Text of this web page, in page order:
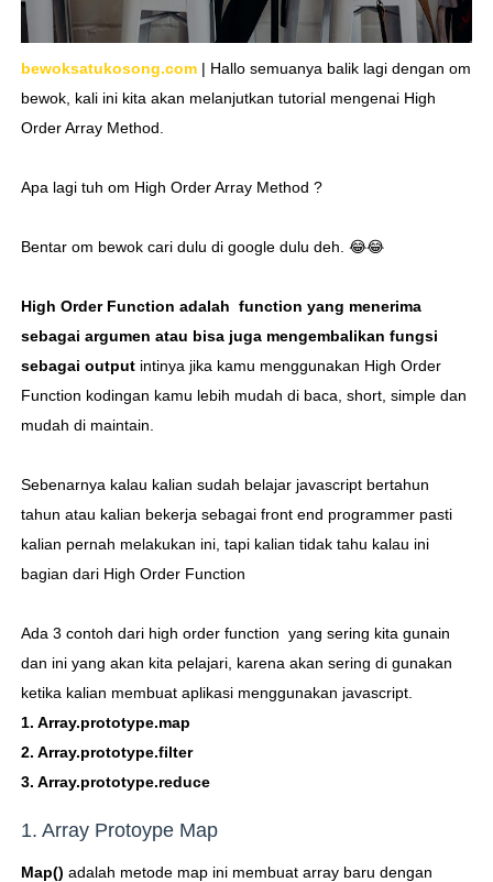
bewoksatukosong.com | Hallo semuanya balik lagi dengan om
bewok, kali ini kita akan melanjutkan tutorial mengenai High
Order Array Method.
Apa lagi tuh om High Order Array Method ?
Bentar om bewok cari dulu di google dulu deh. 😂😂
High Order Function adalah function yang menerima
sebagai argumen atau bisa juga mengembalikan fungsi
sebagai output intinya jika kamu menggunakan High Order
Function kodingan kamu lebih mudah di baca, short, simple dan
mudah di maintain.
Sebenarnya kalau kalian sudah belajar javascript bertahun
tahun atau kalian bekerja sebagai front end programmer pasti
kalian pernah melakukan ini, tapi kalian tidak tahu kalau ini
bagian dari High Order Function
Ada 3 contoh dari high order function yang sering kita gunain
dan ini yang akan kita pelajari, karena akan sering di gunakan
ketika kalian membuat aplikasi menggunakan javascript.
1. Array.prototype.map
2. Array.prototype.filter
3. Array.prototype.reduce
1. Array Protoype Map
Map() adalah metode map ini membuat array baru dengan